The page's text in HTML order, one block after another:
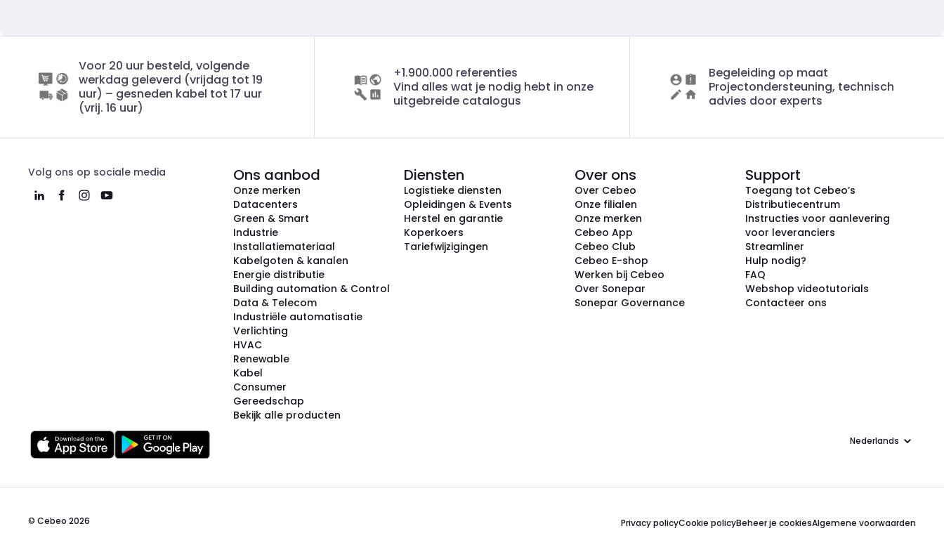
Voor 20 uur besteld, volgende
werkdag geleverd (vrijdag tot 19
uur) – gesneden kabel tot 17 uur
(vrij. 16 uur)
+1.900.000 referenties
Vind alles wat je nodig hebt in onze
uitgebreide catalogus
Begeleiding op maat
Projectondersteuning, technisch
advies door experts
Volg ons op sociale media Ons aanbod
Onze merken
Datacenters
Green & Smart
Industrie
Installatiemateriaal
Kabelgoten & kanalen
Energie distributie
Building automation & Control
Data & Telecom
Industriële automatisatie
Verlichting
HVAC
Renewable
Kabel
Consumer
Gereedschap
Bekijk alle producten
Diensten
Logistieke diensten
Opleidingen & Events
Herstel en garantie
Koperkoers
Tariefwijzigingen
Over ons
Over Cebeo
Onze filialen
Onze merken
Cebeo App
Cebeo Club
Cebeo E-shop
Werken bij Cebeo
Over Sonepar
Sonepar Governance
Support
Toegang tot Cebeo’s
Distributiecentrum
Instructies voor aanlevering
voor leveranciers
Streamliner
Hulp nodig?
FAQ
Webshop videotutorials
Contacteer ons
Taal
© Cebeo 2026 Privacy policyCookie policyBeheer je cookiesAlgemene voorwaarden